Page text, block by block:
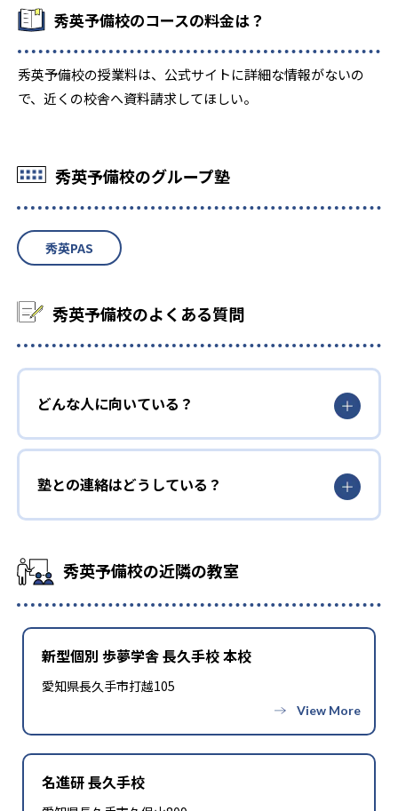
秀英予備校のコースの料金は？
秀英予備校の授業料は、公式サイトに詳細な情報がないの
で、近くの校舎へ資料請求してほしい。
秀英予備校のグループ塾
秀英PAS
秀英予備校のよくある質問
どんな人に向いている？
塾との連絡はどうしている？
秀英予備校の近隣の教室
新型個別 歩夢学舎 長久手校 本校
愛知県長久手市打越105
名進研 長久手校